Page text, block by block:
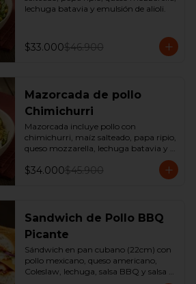
lechuga batavia y emulsión de alioli.
$33.000$46.900
Mazorcada de pollo
Chimichurri
Mazorcada incluye pollo con
chimichurri, maíz salteado, papa ripio,
queso mozzarella, lechuga batavia y
$34.000$45.900
Sandwich de Pollo BBQ
Picante
Sándwich en pan cubano (22cm) con
pollo mexicano, queso americano,
Coleslaw, lechuga, salsa BBQ y salsa